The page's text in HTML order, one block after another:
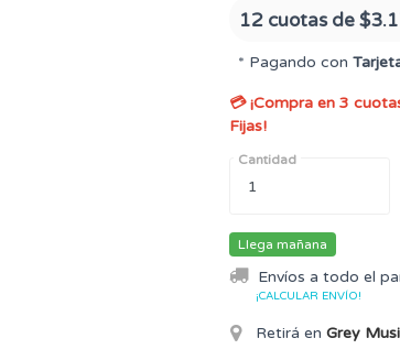
12 cuotas de
* Pagando con
💳 ¡Compra en 3
Fijas!
Cantidad
Llega mañana
Envíos a todo el
¡CALCULAR ENVÍO!
Retirá en Grey